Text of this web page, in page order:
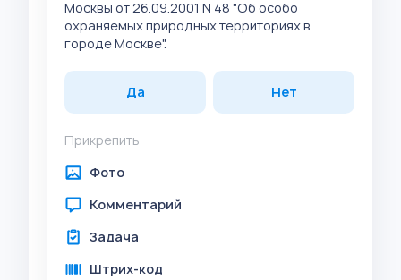
Москвы от 26.09.2001 N 48 "Об особо
охраняемых природных территориях в
городе Москве".
Да Нет
Прикрепить
Фото
Комментарий
Задача
Штрих-код